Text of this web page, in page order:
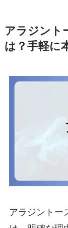
アラジント
は？手軽に
アラジントー